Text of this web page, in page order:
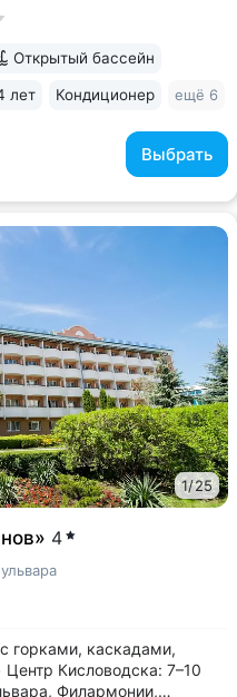
• Территория 3,2 га
Выбрать
Открытый бассейн
лет Кондиционер ещё 6
1/25
4
горками, каскадами,
Кисловодска: 7–10
Филармонии,